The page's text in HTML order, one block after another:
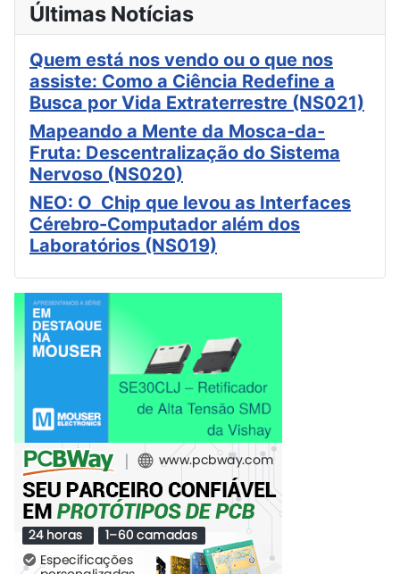
Últimas Notícias
Quem está nos vendo ou o que nos
assiste: Como a Ciência Redefine a
Busca por Vida Extraterrestre (NS021)
Mapeando a Mente da Mosca-da-
Fruta: Descentralização do Sistema
Nervoso (NS020)
NEO: O Chip que levou as Interfaces
Cérebro-Computador além dos
Laboratórios (NS019)